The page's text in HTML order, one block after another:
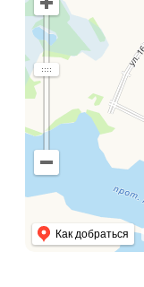
Как добраться